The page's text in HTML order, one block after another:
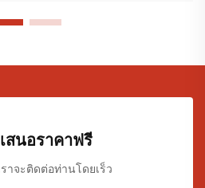
สนอราคาฟรี
าจะติดต่อท่านโดยเร็ว